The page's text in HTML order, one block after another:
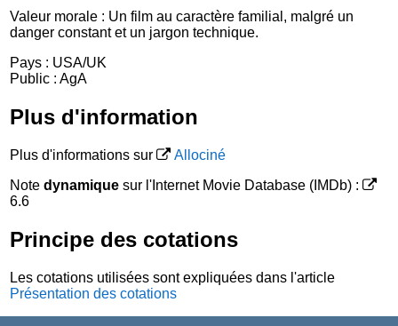
Valeur morale : Un film au caractère familial, malgré un
danger constant et un jargon technique.
Pays : USA/UK
Public : AgA
Plus d'information
Plus d'informations sur
Allociné
Notedynamique sur l'Internet Movie Database (IMDb) :
6.6
Principe des cotations
Les cotations utilisées sont expliquées dans l'article
Présentation des cotations